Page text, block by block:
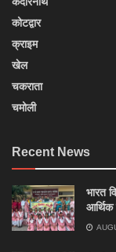
कोटद्वार
क्राइम
खेल
चकराता
चमोली
Recent News
भारत
आर्थिक